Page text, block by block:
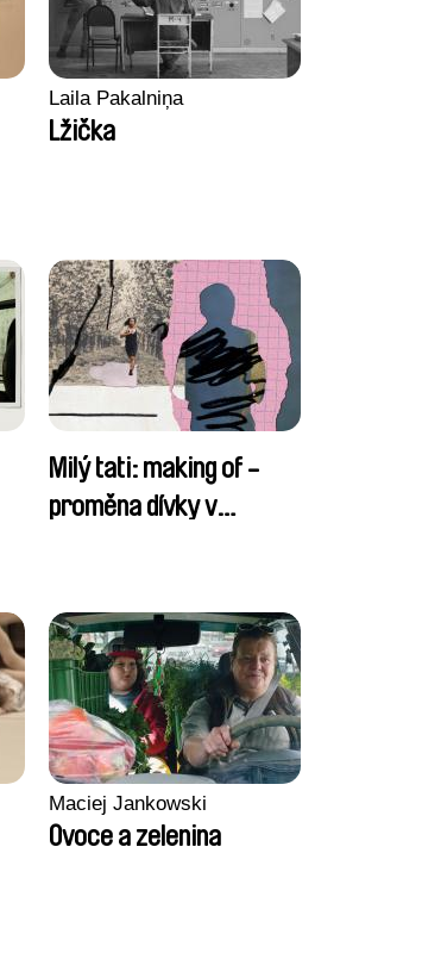
Laila Pakalniņa
Lžička
Milý tati: making of -
proměna dívky v
Maciej Jankowski
Ovoce a zelenina